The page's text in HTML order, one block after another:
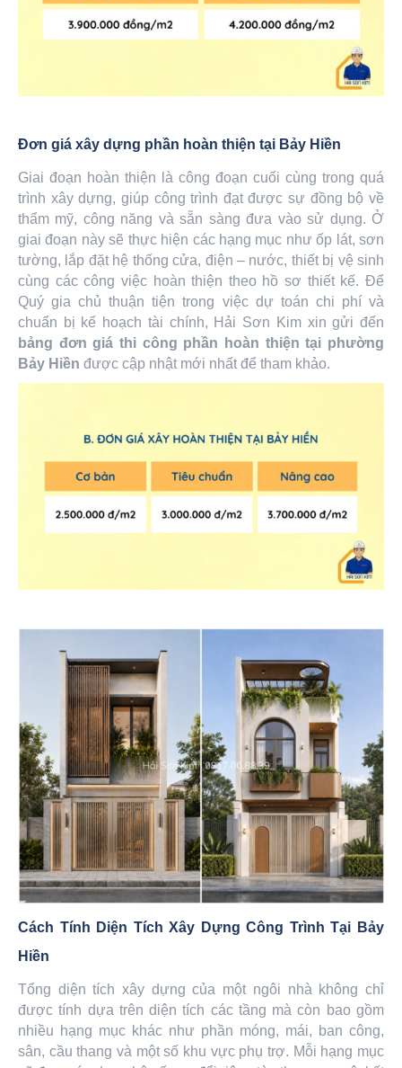
Đơn giá xây dựng phần hoàn thiện tại Bảy Hiền
Giai đoạn hoàn thiện là công đoạn cuối cùng trong quá
trình xây dựng, giúp công trình đạt được sự đồng bộ về
thẩm mỹ, công năng và sẵn sàng đưa vào sử dụng. Ở
giai đoạn này sẽ thực hiện các hạng mục như ốp lát, sơn
tường, lắp đặt hệ thống cửa, điện – nước, thiết bị vệ sinh
cùng các công việc hoàn thiện theo hồ sơ thiết kế. Để
Quý gia chủ thuận tiện trong việc dự toán chi phí và
chuẩn bị kế hoạch tài chính, Hải Sơn Kim xin gửi đến
bảng đơn giá thi công phần hoàn thiện tại phường
Bảy Hiền được cập nhật mới nhất để tham khảo.
Cách Tính Diện Tích Xây Dựng Công Trình Tại Bảy
Hiền
Tổng diện tích xây dựng của một ngôi nhà không chỉ
được tính dựa trên diện tích các tầng mà còn bao gồm
nhiều hạng mục khác như phần móng, mái, ban công,
sân, cầu thang và một số khu vực phụ trợ. Mỗi hạng mục